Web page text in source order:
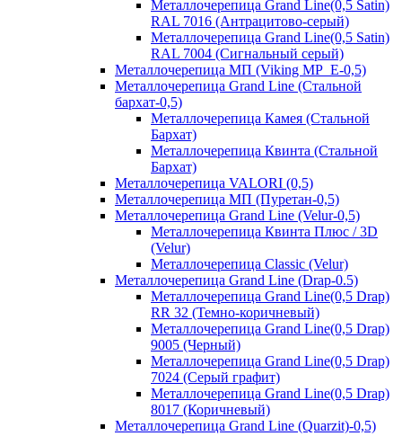
Металлочерепица Grand Line(0,5 Satin)
RAL 7016 (Антрацитово-серый)
Металлочерепица Grand Line(0,5 Satin)
RAL 7004 (Сигнальный серый)
Металлочерепица МП (Viking MP_E-0,5)
Металлочерепица Grand Line (Стальной
бархат-0,5)
Металлочерепица Камея (Стальной
Бархат)
Металлочерепица Квинта (Стальной
Бархат)
Металлочерепица VALORI (0,5)
Металлочерепица МП (Пуретан-0,5)
Металлочерепица Grand Line (Velur-0,5)
Металлочерепица Квинта Плюс / 3D
(Velur)
Металлочерепица Classic (Velur)
Металлочерепица Grand Line (Drap-0.5)
Металлочерепица Grand Line(0,5 Drap)
RR 32 (Темно-коричневый)
Металлочерепица Grand Line(0,5 Drap)
9005 (Черный)
Металлочерепица Grand Line(0,5 Drap)
7024 (Серый графит)
Металлочерепица Grand Line(0,5 Drap)
8017 (Коричневый)
Металлочерепица Grand Line (Quarzit)-0,5)